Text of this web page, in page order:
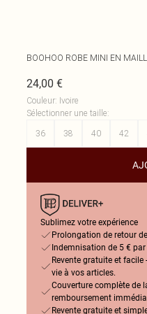
BOOHOO ROBE MINI EN
24,00 €
Couleur: Ivoire
Sélectionner une taille:
36
38 40 42
Sublimez votre expérience
Prolongation de retour
Indemnisation de 5 €
Revente gratuite et
vie à vos articles.
Couverture complète de
remboursement
Revente gratuite et